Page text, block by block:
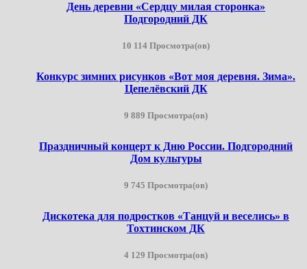
День деревни «Сердцу милая сторонка»
Подгородний ДК
10 114 Просмотра(ов)
Конкурс зимних рисунков «Вот моя деревня. Зима».
Цепелёвский ДК
9 889 Просмотра(ов)
Праздничный концерт к Дню России. Подгородний
Дом культуры
9 745 Просмотра(ов)
Дискотека для подростков «Танцуй и веселись» в
Тохтинском ДК
4 129 Просмотра(ов)